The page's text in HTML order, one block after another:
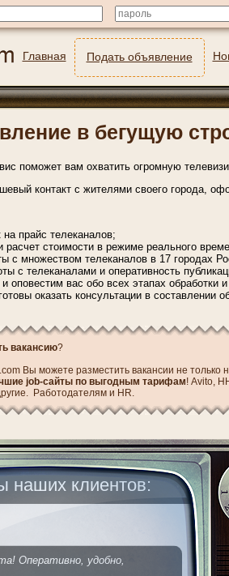
Главная Подать объявление
в бегущую
поможет вам охватить огромную
контакт с жителями своего города,
на прайс телеканалов;
расчет стоимости в режиме реального
с множеством телеканалов в 17 городах
с телеканалами и оперативность
оповестим вас обо всех этапах обработки
оказать консультации в составлении
вакансию?
Вы можете разместить вакансии не только
job-сайты по выгодным тарифам! Avito,
Работодателям и HR.
наших клиентов:
Оперативно, удобно,